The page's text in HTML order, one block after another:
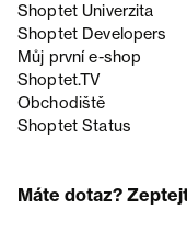
Shoptet Univerzita
Shoptet Developers
Můj první e-shop
Shoptet.TV
Obchodiště
Shoptet Status
Máte dotaz?